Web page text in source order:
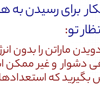
تو:
ماراتن را
و غیر ممکن
که